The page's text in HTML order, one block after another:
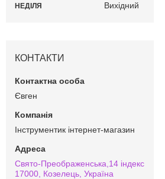
НЕДІЛЯ Вихідний
КОНТАКТИ
Євген
Інструментик інтернет-магазин
Свято-Преображенська,14 індекс
17000, Козелець, Україна